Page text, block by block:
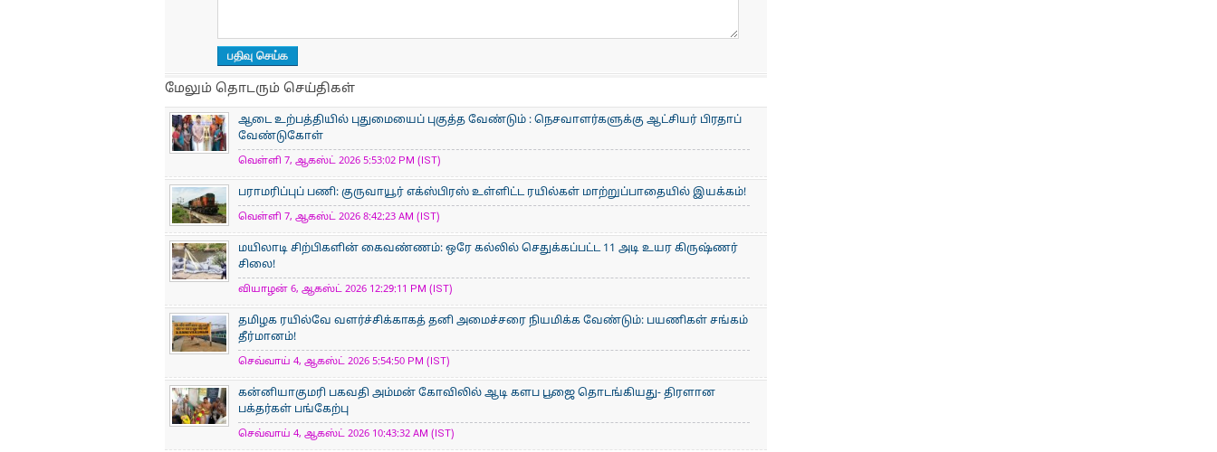
மேலும் தொடரும் செய்திகள்
ஆடை உற்பத்தியில் புதுமையைப் புகுத்த வேண்டும் : நெசவாளர்களுக்கு ஆட்சியர் பிரதாப்
வேண்டுகோள்
வெள்ளி 7, ஆகஸ்ட் 2026 5:53:02 PM (IST)
பராமரிப்புப் பணி: குருவாயூர் எக்ஸ்பிரஸ் உள்ளிட்ட ரயில்கள் மாற்றுப்பாதையில் இயக்கம்!
வெள்ளி 7, ஆகஸ்ட் 2026 8:42:23 AM (IST)
மயிலாடி சிற்பிகளின் கைவண்ணம்: ஒரே கல்லில் செதுக்கப்பட்ட 11 அடி உயர கிருஷ்ணர்
சிலை!
வியாழன் 6, ஆகஸ்ட் 2026 12:29:11 PM (IST)
தமிழக ரயில்வே வளர்ச்சிக்காகத் தனி அமைச்சரை நியமிக்க வேண்டும்: பயணிகள் சங்கம்
தீர்மானம்!
செவ்வாய் 4, ஆகஸ்ட் 2026 5:54:50 PM (IST)
கன்னியாகுமரி பகவதி அம்மன் கோவிலில் ஆடி களப பூஜை தொடங்கியது- திரளான
பக்தர்கள் பங்கேற்பு
செவ்வாய் 4, ஆகஸ்ட் 2026 10:43:32 AM (IST)